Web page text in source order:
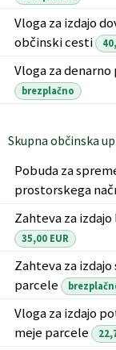
Vloga za izdajo
občinski cesti
Vloga za
brezplačno
Skupna občinska
Pobuda za
prostorskega
Zahteva za
35,00 EUR
Zahteva za
parcele
Vloga za izdajo
meje parcele